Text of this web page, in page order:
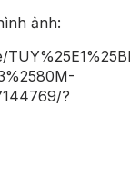
ảnh:
?